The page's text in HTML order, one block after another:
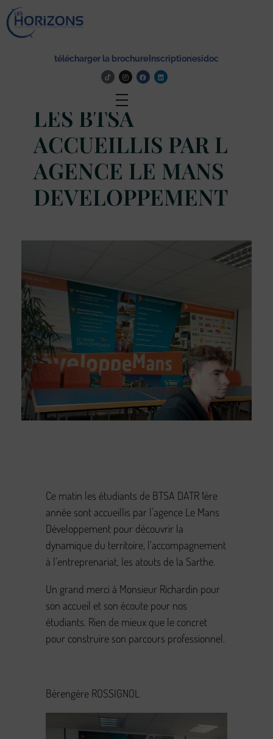
télécharger la brochure Inscriptionesidoc
LES BTSA
ACCUEILLIS PAR L
AGENCE LE MANS
DEVELOPPEMENT
Ce matin les étudiants de BTSA DATR 1ère
année sont accueillis par l’agence Le Mans
Développement pour découvrir la
dynamique du territoire, l’accompagnement
à l’entreprenariat, les atouts de la Sarthe.
Un grand merci à Monsieur Richardin pour
son accueil et son écoute pour nos
étudiants. Rien de mieux que le concret
pour construire son parcours professionnel.
Bérengère ROSSIGNOL